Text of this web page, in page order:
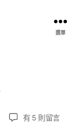
選單
在
有 5 則留言